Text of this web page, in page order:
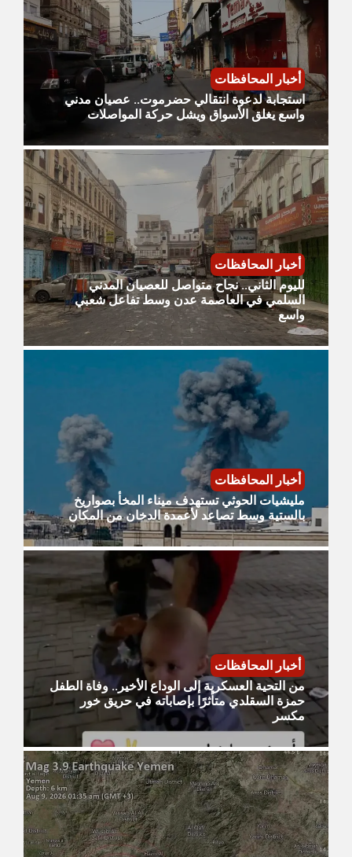
أخبار المحافظات
استجابة لدعوة انتقالي حضرموت.. عصيان مدني
واسع يغلق الأسواق ويشل حركة المواصلات
أخبار المحافظات
لليوم الثاني.. نجاح متواصل للعصيان المدني
السلمي في العاصمة عدن وسط تفاعل شعبي
واسع
أخبار المحافظات
مليشيات الحوثي تستهدف ميناء المخأ بصواريخ
بالستية وسط تصاعد لأعمدة الدخان من المكان
أخبار المحافظات
من التحية العسكرية إلى الوداع الأخير.. وفاة الطفل
حمزة السقلدي متأثرًا بإصاباته في حريق خور
مكسر